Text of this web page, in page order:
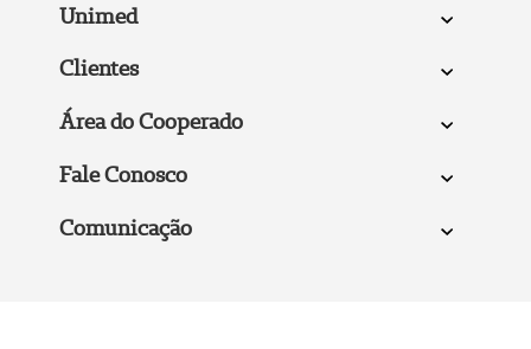
Unimed
Clientes
Área do Cooperado
Fale Conosco
Comunicação